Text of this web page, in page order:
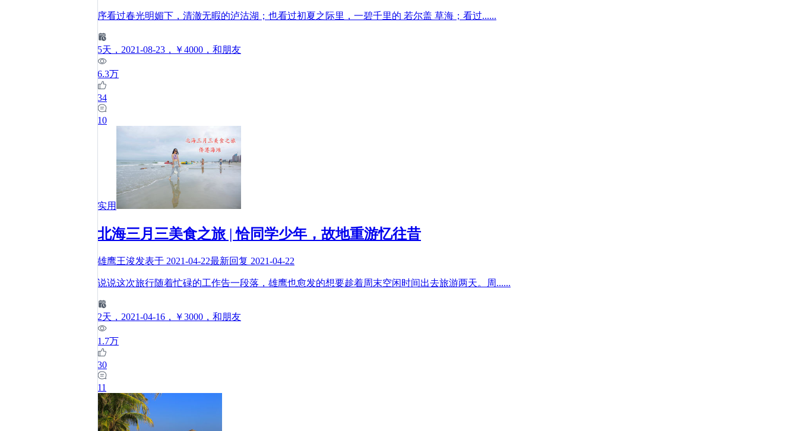
序看过春光明媚下，清澈无暇的泸沽湖；也看过初夏之际里，一碧千里的 若尔盖 草海；看过......
5天 ，2021-08-23 ，￥4000 ，和朋友
6.3万
34
10
实用
北海三月三美食之旅 | 恰同学少年，故地重游忆往昔
雄鹰王浚发表于 2021-04-22最新回复 2021-04-22
说说这次旅行随着忙碌的工作告一段落，雄鹰也愈发的想要趁着周末空闲时间出去旅游两天。周......
2天 ，2021-04-16 ，￥3000 ，和朋友
1.7万
30
11